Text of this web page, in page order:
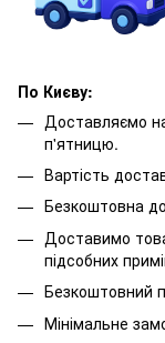
По Києву:
Доставляємо
п'ятницю.
Вартість
Безкоштовна
Доставимо
підсобних
Безкоштовний
Мінімальне